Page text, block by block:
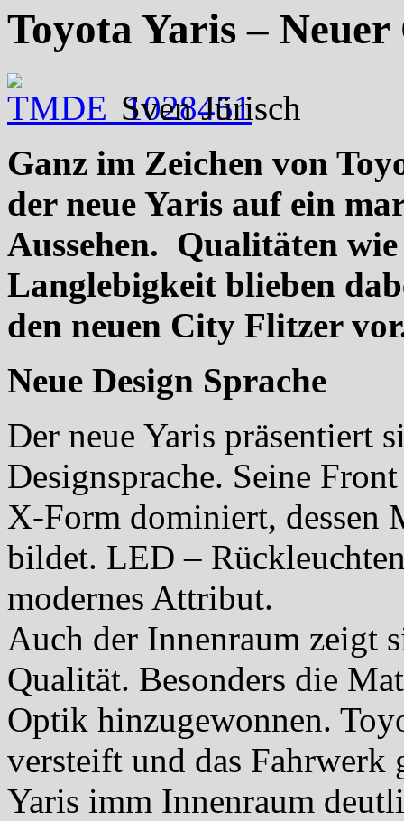
Toyota Yaris –
Sven Jürisch
Ganz im Zeichen von
der neue Yaris auf ein
Aussehen. Qualitäten
Langlebigkeit blieben
den neuen City Flitzer
Neue Design Sprache
Der neue Yaris präsentiert
Designsprache. Seine
X-Form dominiert, dessen
bildet. LED –
modernes Attribut.
Auch der Innenraum zeigt
Qualität. Besonders die
Optik hinzugewonnen.
versteift und das Fahrwerk
Yaris imm Innenraum